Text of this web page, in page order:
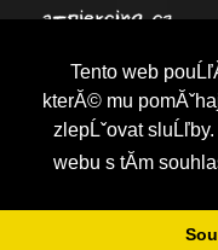
Tento web
kterĂ© mu
zlepĹˇovat
webu s tĂ­m
a-piercing.cz NĂˇhradnĂ­
1,6MM